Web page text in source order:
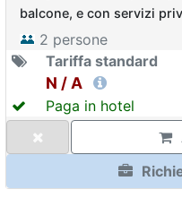
balcone, e con servizi
2 persone
Tariffa standard
N / A
Paga in hotel